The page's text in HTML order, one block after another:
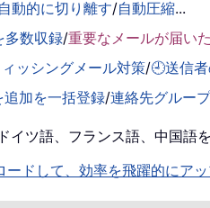
自動的に切り離す/自動圧縮...
多数収録/重要なメールが届い
ッシングメール対策/🕘送信
加を一括登録/連絡先グルー
ツ語、フランス語、中国語
ドして、効率を飛躍的にアッ